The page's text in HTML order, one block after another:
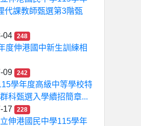
代課教師甄選第3階甄
04
248
度伸港國中新生訓練相
09
242
學年度高級中等學校特
科甄選入學續招簡章...
17
228
伸港國民中學115學年